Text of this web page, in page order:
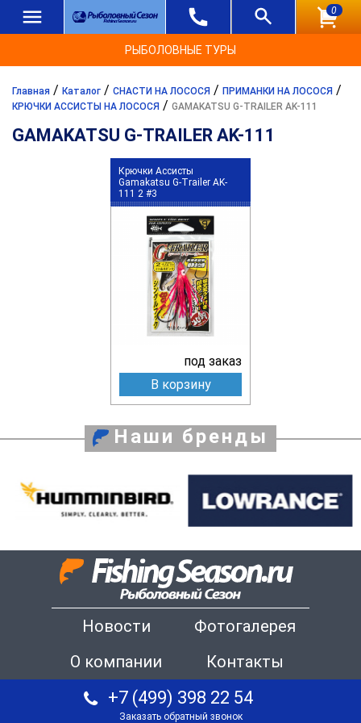
0
РЫБОЛОВНЫЕ ТУРЫ
Главная / Каталог / СНАСТИ НА ЛОСОСЯ / ПРИМАНКИ НА ЛОСОСЯ /
КРЮЧКИ АССИСТЫ НА ЛОСОСЯ / GAMAKATSU G-TRAILER AK-111
GAMAKATSU G-TRAILER AK-111
Крючки Ассисты
Gamakatsu G-Trailer AK-
111 2 #3
под заказ
В корзину
Наши бренды
Новости
Фотогалерея
О компании
Контакты
+7 (499) 398 22 54
Заказать обратный звонок